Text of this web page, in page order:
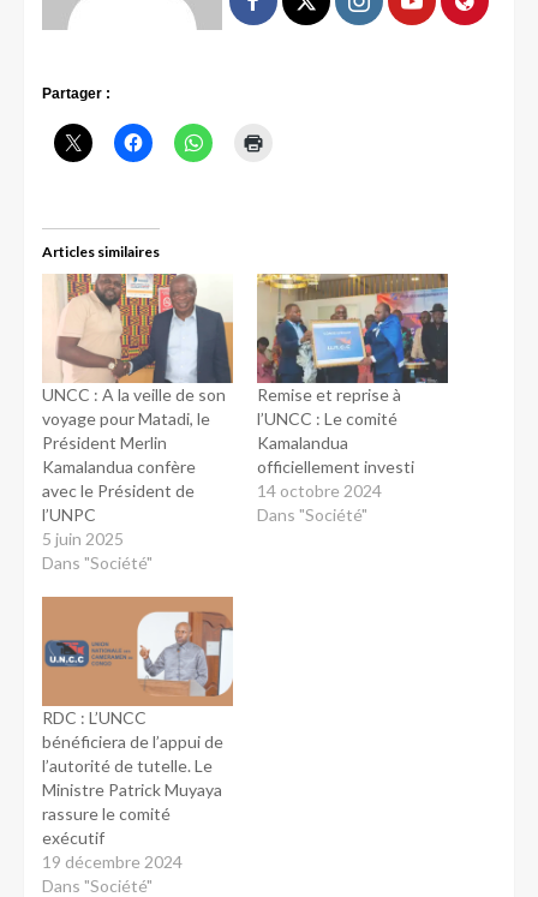
Partager :
Articles similaires
UNCC : A la veille de son
voyage pour Matadi, le
Président Merlin
Kamalandua confère
avec le Président de
l’UNPC
5 juin 2025
Dans "Société"
Remise et reprise à
l’UNCC : Le comité
Kamalandua
officiellement investi
14 octobre 2024
Dans "Société"
RDC : L’UNCC
bénéficiera de l’appui de
l’autorité de tutelle. Le
Ministre Patrick Muyaya
rassure le comité
exécutif
19 décembre 2024
Dans "Société"